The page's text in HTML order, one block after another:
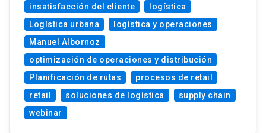
insatisfacción del cliente
logística
Logística urbana
logística y operaciones
Manuel Albornoz
optimización de operaciones y distribución
Planificación de rutas
procesos de retail
retail
soluciones de logística
supply chain
webinar